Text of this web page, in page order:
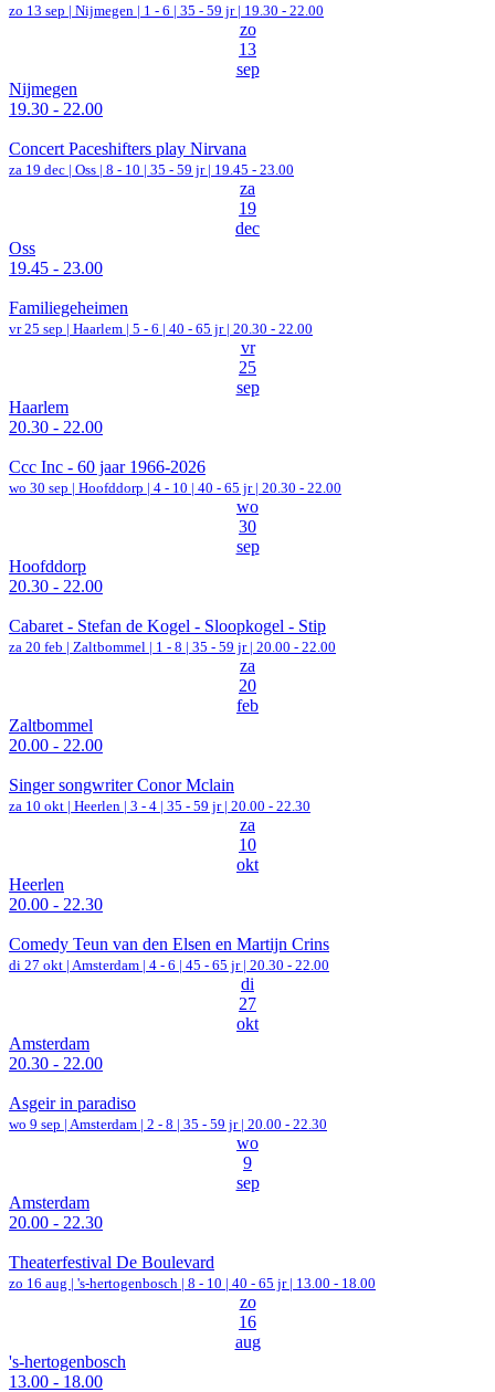
zo 13 sep | Nijmegen | 1 - 6 | 35 - 59 jr | 19.30 - 22.00
zo
13
sep
Nijmegen
19.30 - 22.00
Concert Paceshifters play Nirvana
za 19 dec | Oss | 8 - 10 | 35 - 59 jr | 19.45 - 23.00
za
19
dec
Oss
19.45 - 23.00
Familiegeheimen
vr 25 sep | Haarlem | 5 - 6 | 40 - 65 jr | 20.30 - 22.00
vr
25
sep
Haarlem
20.30 - 22.00
Ccc Inc - 60 jaar 1966-2026
wo 30 sep | Hoofddorp | 4 - 10 | 40 - 65 jr | 20.30 - 22.00
wo
30
sep
Hoofddorp
20.30 - 22.00
Cabaret - Stefan de Kogel - Sloopkogel - Stip
za 20 feb | Zaltbommel | 1 - 8 | 35 - 59 jr | 20.00 - 22.00
za
20
feb
Zaltbommel
20.00 - 22.00
Singer songwriter Conor Mclain
za 10 okt | Heerlen | 3 - 4 | 35 - 59 jr | 20.00 - 22.30
za
10
okt
Heerlen
20.00 - 22.30
Comedy Teun van den Elsen en Martijn Crins
di 27 okt | Amsterdam | 4 - 6 | 45 - 65 jr | 20.30 - 22.00
di
27
okt
Amsterdam
20.30 - 22.00
Asgeir in paradiso
wo 9 sep | Amsterdam | 2 - 8 | 35 - 59 jr | 20.00 - 22.30
wo
9
sep
Amsterdam
20.00 - 22.30
Theaterfestival De Boulevard
zo 16 aug | 's-hertogenbosch | 8 - 10 | 40 - 65 jr | 13.00 - 18.00
zo
16
aug
's-hertogenbosch
13.00 - 18.00